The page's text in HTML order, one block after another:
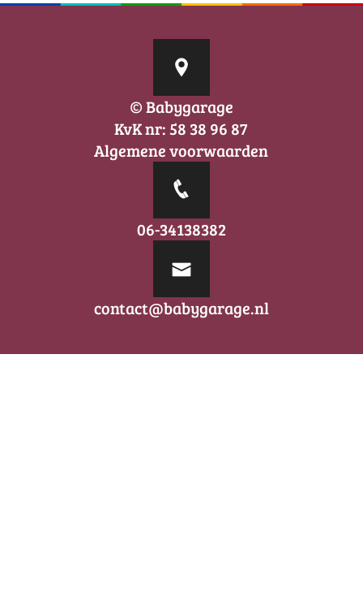
© Babygarage
KvK nr: 58 38 96 87
Algemene voorwaarden
06-34138382
contact@babygarage.nl